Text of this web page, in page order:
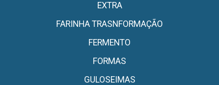
EXTRA
FARINHA TRASNFORMAÇÃO
FERMENTO
FORMAS
GULOSEIMAS